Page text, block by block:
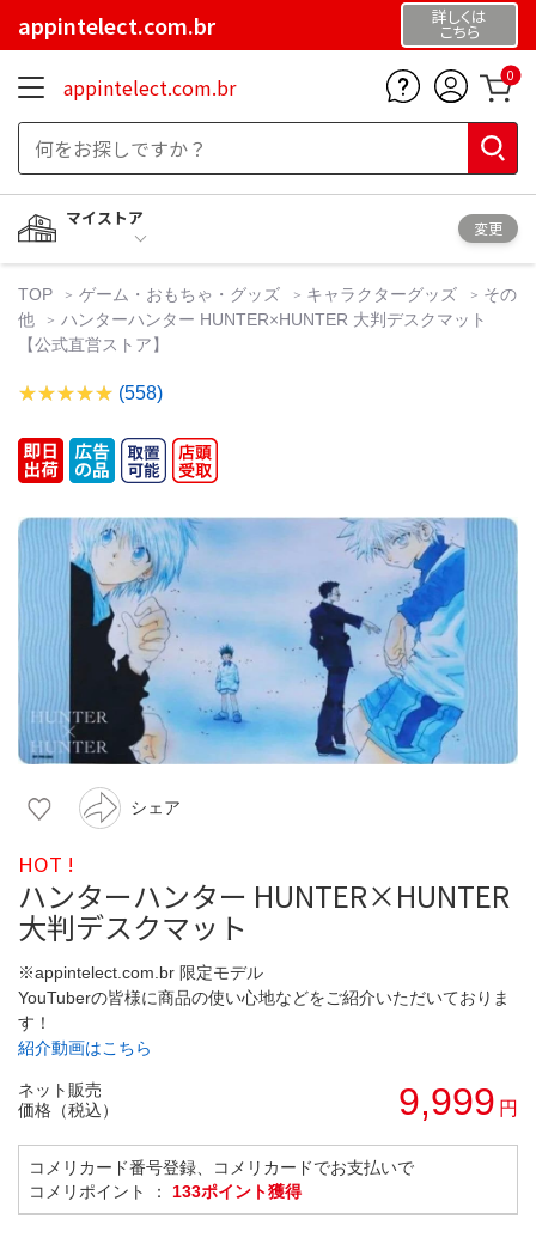
appintelect.com.br 詳しくは
こちら
appintelect.com.br 0
マイストア
変更
TOP ゲーム・おもちゃ・グッズ キャラクターグッズ
その
他
ハンターハンター HUNTER×HUNTER 大判デスクマット
【公式直営ストア】
(558)
シェア
HOT !
ハンターハンター HUNTER×HUNTER
大判デスクマット
※appintelect.com.br 限定モデル
YouTuberの皆様に商品の使い心地などをご紹介いただいておりま
す！
紹介動画はこちら
ネット販売
価格（税込）
9,999 円
コメリカード番号登録、コメリカードでお支払いで
コメリポイント ： 133ポイント獲得